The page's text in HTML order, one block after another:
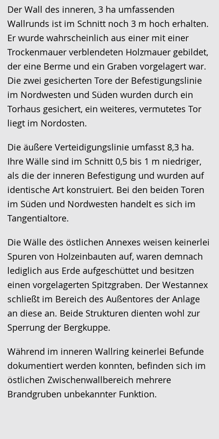
Sprache
wechseln.
Unterstützung.
in
Deutscher
Gebärdensprache
wird
angezeigt.
Der Wall des inneren, 3 ha umfassenden
Wallrunds ist im Schnitt noch 3 m hoch erhalten.
Er wurde wahrscheinlich aus einer mit einer
Trockenmauer verblendeten Holzmauer gebildet,
der eine Berme und ein Graben vorgelagert war.
Die zwei gesicherten Tore der Befestigungslinie
im Nordwesten und Süden wurden durch ein
Torhaus gesichert, ein weiteres, vermutetes Tor
liegt im Nordosten.
Die äußere Verteidigungslinie umfasst 8,3 ha.
Ihre Wälle sind im Schnitt 0,5 bis 1 m niedriger,
als die der inneren Befestigung und wurden auf
identische Art konstruiert. Bei den beiden Toren
im Süden und Nordwesten handelt es sich im
Tangentialtore.
Die Wälle des östlichen Annexes weisen keinerlei
Spuren von Holzeinbauten auf, waren demnach
lediglich aus Erde aufgeschüttet und besitzen
einen vorgelagerten Spitzgraben. Der Westannex
schließt im Bereich des Außentores der Anlage
an diese an. Beide Strukturen dienten wohl zur
Sperrung der Bergkuppe.
Während im inneren Wallring keinerlei Befunde
dokumentiert werden konnten, befinden sich im
östlichen Zwischenwallbereich mehrere
Brandgruben unbekannter Funktion.